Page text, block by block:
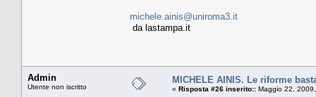
michele.ainis@uniroma3.it
da lastampa.it
Admin
Utente non iscritto
MICHELE AINIS. Le riforme
« Risposta #26 inserito:: Maggio 22,